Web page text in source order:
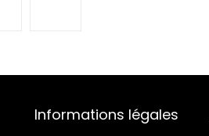
Informations légales